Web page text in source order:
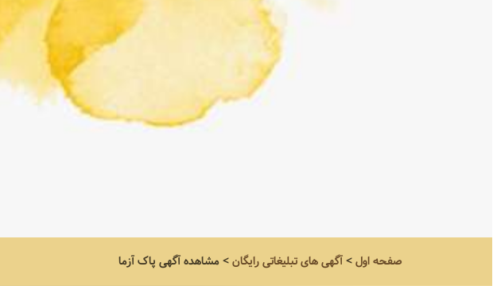
صفحه اول>آگهی های تبلیغاتی رایگان>مشاهده آگهی پاک آزما